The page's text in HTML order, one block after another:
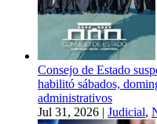
Consejo de Estado
habilitó sábados,
administrativos
Jul 31, 2026 | Judicial,